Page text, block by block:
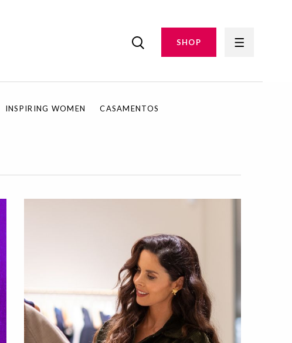
SHOP
INSPIRING WOMEN CASAMENTOS